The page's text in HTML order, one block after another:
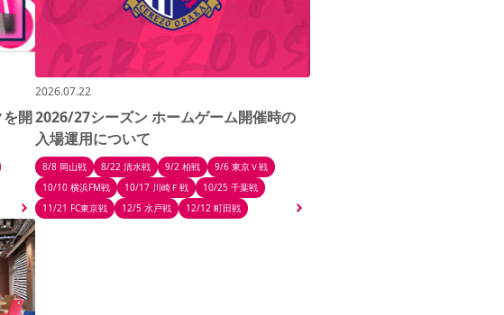
開
2026.07.22
2026/27シーズン ホームゲーム開催時の
入場運用について
8/8 岡山戦 8/22 清水戦 9/2 柏戦
9/6 東京Ｖ戦
10/10 横浜FM戦
10/17 川崎Ｆ戦
10/25 千葉戦
11/21 FC東京戦
12/5 水戸戦 12/12 町田戦